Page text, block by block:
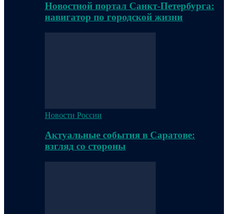
Новостной портал Санкт-Петербурга:
навигатор по городской жизни
Новости России
Актуальные события в Саратове:
взгляд со стороны